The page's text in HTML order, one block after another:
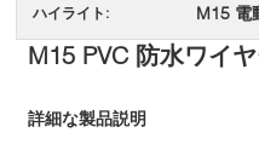
ハイライト: M15 電
M15 PVC 防水ワイ
詳細な製品説明